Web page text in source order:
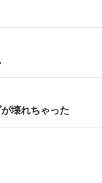
壊れちゃった